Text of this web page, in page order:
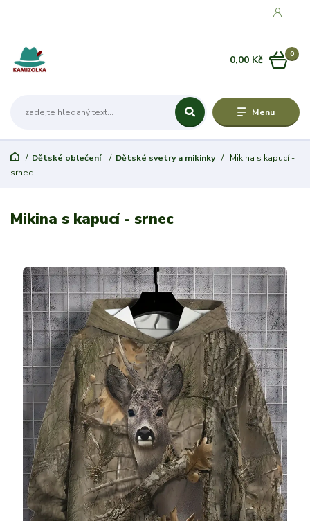
Menu
0
0,00 Kč
Dětské oblečení Dětské svetry a mikinky
Mikina s kapucí -
srnec
Mikina s kapucí - srnec